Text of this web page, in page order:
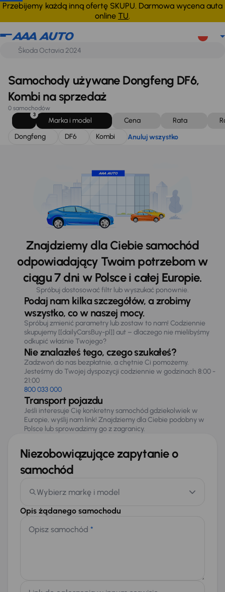
Przebijemy każdą inną ofertę SKUPU. Darmowa wycena auta
online TU.
Dongfeng DF6 Kombi Anuluj wszystko
Samochody używane Dongfeng DF6,
Kombi na sprzedaż
0 samochodów
3
Marka i model Cena Rata
Dongfeng
DF6 Kombi Anuluj wszystko
Znajdziemy dla Ciebie samochód
odpowiadający Twoim potrzebom w
ciągu 7 dni w Polsce i całej Europie.
Spróbuj dostosować filtr lub wyszukać ponownie.
Podaj nam kilka szczegółów, a zrobimy
wszystko, co w naszej mocy.
Spróbuj zmienić parametry lub zostaw to nam! Codziennie
skupujemy [[dailyCarsBuy-pl]] aut – dlaczego nie mielibyśmy
odkupić właśnie Twojego?
Nie znalazłeś tego, czego szukałeś?
Zadzwoń do nas bezpłatnie, a chętnie Ci pomożemy.
Jesteśmy do Twojej dyspozycji codziennie w godzinach 8:00 -
21:00
800 033 000
Transport pojazdu
Jeśli interesuje Cię konkretny samochód gdziekolwiek w
Europie, wyślij nam link! Znajdziemy dla Ciebie podobny w
Polsce lub sprowadzimy go z zagranicy.
Niezobowiązujące zapytanie o
samochód
Wybierz markę i model
Opis żądanego samochodu
Opisz samochód *